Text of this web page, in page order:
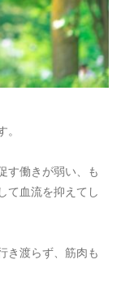
す働きが弱い、も
て血流を抑えてし
き渡らず、筋肉も